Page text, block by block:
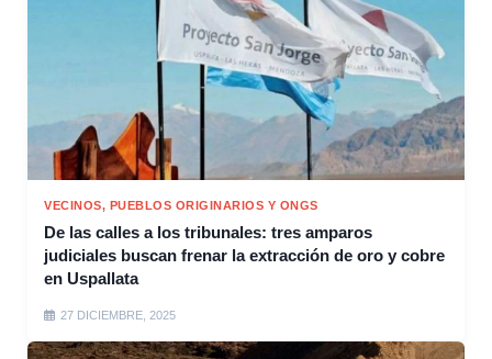
VECINOS, PUEBLOS ORIGINARIOS Y ONGS
De las calles a los tribunales: tres amparos
judiciales buscan frenar la extracción de oro y cobre
en Uspallata
27 DICIEMBRE, 2025